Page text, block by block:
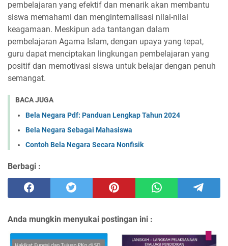
pembelajaran yang efektif dan menarik akan membantu
siswa memahami dan menginternalisasi nilai-nilai
keagamaan. Meskipun ada tantangan dalam
pembelajaran Agama Islam, dengan upaya yang tepat,
guru dapat menciptakan lingkungan pembelajaran yang
positif dan memotivasi siswa untuk belajar dengan penuh
semangat.
BACA JUGA
Bela Negara Pdf: Panduan Lengkap Tahun 2024
Bela Negara Sebagai Mahasiswa
Contoh Bela Negara Secara Nonfisik
Berbagi :
Anda mungkin menyukai postingan ini :